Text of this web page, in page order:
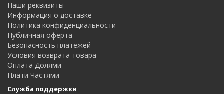
Наши реквизиты
Информация о доставке
Политика конфиденциальности
Публичная оферта
Безопасность платежей
Условия возврата товара
Оплата Долями
Плати Частями
Служба поддержки